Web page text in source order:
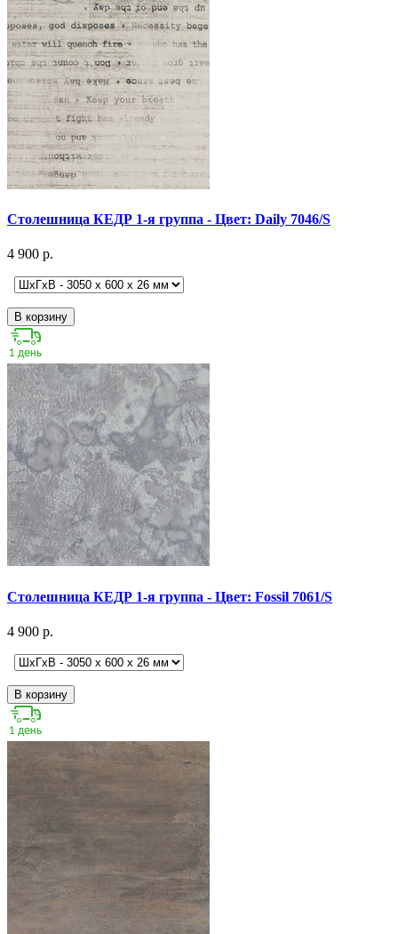
Столешница КЕДР 1-я группа - Цвет: Daily 7046/S
4 900 р.
В корзину
Столешница КЕДР 1-я группа - Цвет: Fossil 7061/S
4 900 р.
В корзину